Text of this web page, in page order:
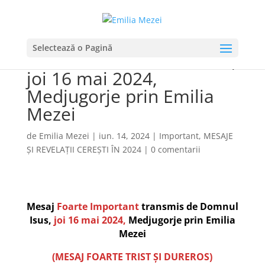
Selectează o Pagină
Mesaj Foarte Important
transmis de Domnul Isus,
joi 16 mai 2024,
Medjugorje prin Emilia
Mezei
de Emilia Mezei | iun. 14, 2024| Important, MESAJE
ȘI REVELAȚII CEREȘTI ÎN 2024| 0 comentarii
Mesaj Foarte Importanttransmis de Domnul
Isus, joi 16 mai 2024, Medjugorje prin Emilia
Mezei
(MESAJ FOARTE TRIST ȘI DUREROS)